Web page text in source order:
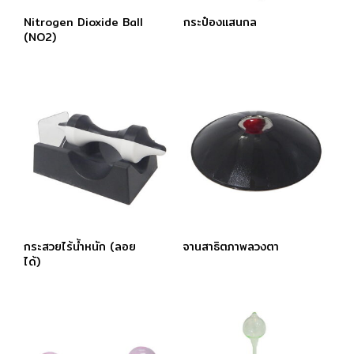
Nitrogen Dioxide Ball
(NO2)
กระป๋องแสนกล
กระสวยไร้นํ้าหนัก (ลอย
ได้)
จานสาธิตภาพลวงตา